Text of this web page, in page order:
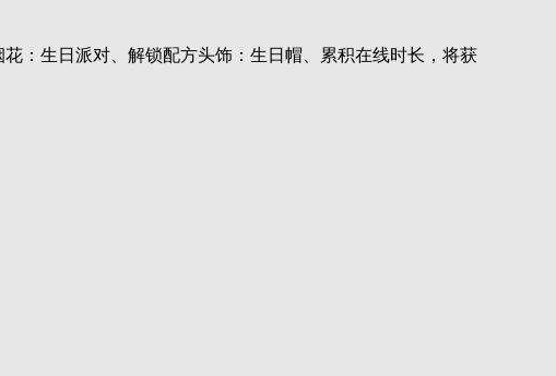
：生日派对、解锁配方头饰：生日帽、累积在线时长，将获